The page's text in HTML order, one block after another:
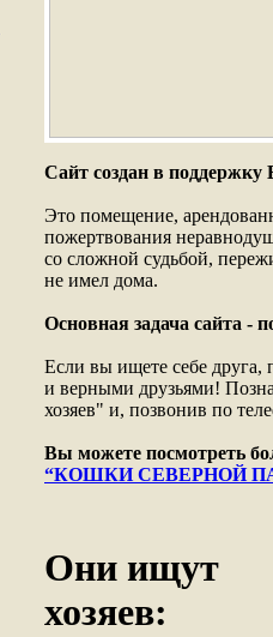
Сайт создан в
Это помещение,
пожертвования
со сложной судьбой,
не имел дома.
Основная задача сайта -
Если вы ищете себе
и верными друзьями!
хозяев" и, позвонив по
Вы можете посмотреть
“КОШКИ СЕВЕРНОЙ
Они ищут
хозяев: